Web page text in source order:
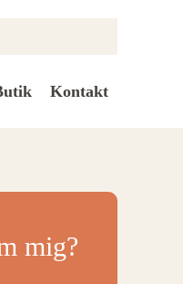
Kontakt
mig?